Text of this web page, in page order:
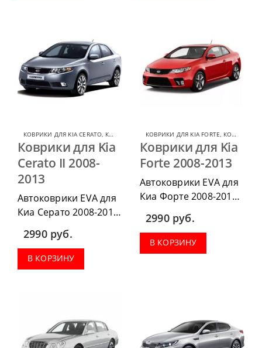
КОВРИКИ ДЛЯ KIA CERATO, КОВРИКИ ДЛЯ KIA
Коврики для Kia
Cerato II 2008-
2013
Автоковрики EVA для
Киа Серато 2008-2013
комплектации:
водительский коврик,
комплект передних,
2990 руб.
В КОРЗИНУ
КОВРИКИ ДЛЯ KIA FORTE, КОВРИКИ ДЛЯ KIA
Коврики для Kia
Forte 2008-2013
Автоковрики EVA для
Киа Форте 2008-2013
комплектации:
водительский коврик,
комплект передних,
2990 руб.
В КОРЗИНУ